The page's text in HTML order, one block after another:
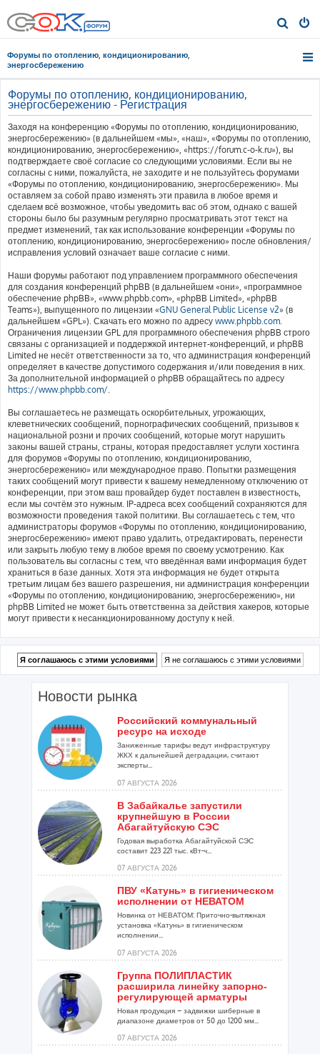
о
Форумы по отоплению, кондиционированию,
энергосбережению
Форумы по отоплению, кондиционированию,
энергосбережению - Регистрация
Заходя на конференцию «Форумы по отоплению, кондиционированию,
энергосбережению» (в дальнейшем «мы», «наш», «Форумы по отоплению,
кондиционированию, энергосбережению», «https://forum.c-o-k.ru»), вы
подтверждаете своё согласие со следующими условиями. Если вы не
согласны с ними, пожалуйста, не заходите и не пользуйтесь форумами
«Форумы по отоплению, кондиционированию, энергосбережению». Мы
оставляем за собой право изменять эти правила в любое время и
сделаем всё возможное, чтобы уведомить вас об этом, однако с вашей
стороны было бы разумным регулярно просматривать этот текст на
предмет изменений, так как использование конференции «Форумы по
отоплению, кондиционированию, энергосбережению» после обновления/
исправления условий означает ваше согласие с ними.
Наши форумы работают под управлением программного обеспечения
для создания конференций phpBB (в дальнейшем «они», «программное
обеспечение phpBB», «www.phpbb.com», «phpBB Limited», «phpBB
Teams»), выпущенного по лицензии «GNU General Public License v2» (в
дальнейшем «GPL»). Скачать его можно по адресу www.phpbb.com.
Ограничения лицензии GPL для программного обеспечения phpBB строго
связаны с организацией и поддержкой интернет-конференций, и phpBB
Limited не несёт ответственности за то, что администрация конференций
определяет в качестве допустимого содержания и/или поведения в них.
За дополнительной информацией о phpBB обращайтесь по адресу
https://www.phpbb.com/.
Вы соглашаетесь не размещать оскорбительных, угрожающих,
клеветнических сообщений, порнографических сообщений, призывов к
национальной розни и прочих сообщений, которые могут нарушить
законы вашей страны, страны, которая предоставляет услуги хостинга
для форумов «Форумы по отоплению, кондиционированию,
энергосбережению» или международное право. Попытки размещения
таких сообщений могут привести к вашему немедленному отключению от
конференции, при этом ваш провайдер будет поставлен в известность,
если мы сочтём это нужным. IP-адреса всех сообщений сохраняются для
возможности проведения такой политики. Вы соглашаетесь с тем, что
администраторы форумов «Форумы по отоплению, кондиционированию,
энергосбережению» имеют право удалить, отредактировать, перенести
или закрыть любую тему в любое время по своему усмотрению. Как
пользователь вы согласны с тем, что введённая вами информация будет
храниться в базе данных. Хотя эта информация не будет открыта
третьим лицам без вашего разрешения, ни администрация конференции
«Форумы по отоплению, кондиционированию, энергосбережению», ни
phpBB Limited не может быть ответственна за действия хакеров, которые
могут привести к несанкционированному доступу к ней.
Новости рынка
Российский коммунальный
ресурс на исходе
Заниженные тарифы ведут инфраструктуру
ЖКХ к дальнейшей деградации, считают
эксперты...
07 АВГУСТА 2026
В Забайкалье запустили
крупнейшую в России
Абагайтуйскую СЭС
Годовая выработка Абагайтуйской СЭС
составит 223 221 тыс. кВт-ч...
07 АВГУСТА 2026
ПВУ «Катунь» в гигиеническом
исполнении от НЕВАТОМ
Новинка от НЕВАТОМ: Приточно-вытяжная
установка «Катунь» в гигиеническом
исполнении...
07 АВГУСТА 2026
Группа ПОЛИПЛАСТИК
расширила линейку запорно-
регулирующей арматуры
Новая продукция – задвижки шиберные в
диапазоне диаметров от 50 до 1200 мм...
07 АВГУСТА 2026